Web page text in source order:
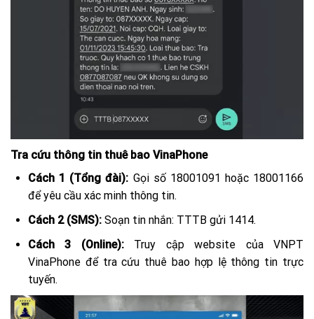
Tra cứu thông tin thuê bao VinaPhone
Cách 1 (Tổng đài): Gọi số 18001091 hoặc 18001166
để yêu cầu xác minh thông tin.
Cách 2 (SMS): Soạn tin nhắn: TTTB gửi 1414.
Cách 3 (Online):Truy cập website của VNPT
VinaPhone để tra cứu thuê bao hợp lệ thông tin trực
tuyến.